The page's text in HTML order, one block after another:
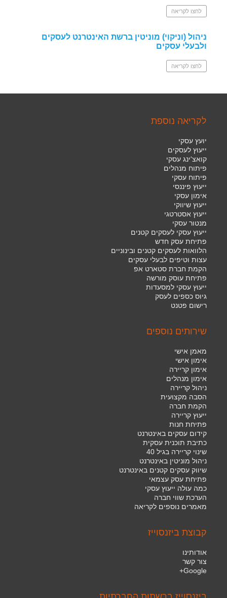
לחצו לקריאה
ניהול (וניקוי) מוניטין ברשת האינטרנט לעסקים
ולבעלי עסקים
לחצו לקריאה
לקריאה נוספת
יועץ עסקי
ייעוץ לעסקים
קואצ'ינג עסקי
פיתוח מנהלים
פיתוח עסקי
ייעוץ פיננסי
אימון עסקי
ייעוץ שיווקי
ייעוץ אסטרטגי
מנטור עסקי
ייעוץ עסקי לעסקים קטנים
פתיחת עסק חדש
הלוואות לעסקים קטנים ובינוניים
עצות וטיפים לבעלי עסקים
הקמת חברת סטארט אפ
פתיחת עוסק מורשה
ייעוץ עסקי למסעדות
גיוס כספים לעסק
רישום פטנט
שירותים נוספים
מאמן אישי
אימון אישי
אימון קריירה
אימון מנהלים
ניהול קריירה
הסבה מקצועית
הקמת חברה
ייעוץ קריירה
פתיחת חנות
קידום עסקים באינטרנט
כתיבת תוכנית עסקית
שינוי קריירה בגיל 40
ניהול מוניטין באינטרנט
שיווק עסקים קטנים באינטרנט
פתיחת עסק עצמאי
כמה עולה ייעוץ עסקי
הערכת שווי חברה
מאמרים נוספים לקריאה
קבוצת ביזנסוייז
אודותינו
צור קשר
Google+